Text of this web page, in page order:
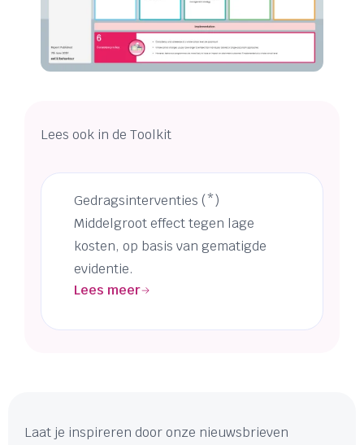
Lees ook in de Toolkit
Gedragsinterventies (*)
Middelgroot effect tegen lage
kosten, op basis van gematigde
evidentie.
Lees meer
Laat je inspireren door onze nieuwsbrieven